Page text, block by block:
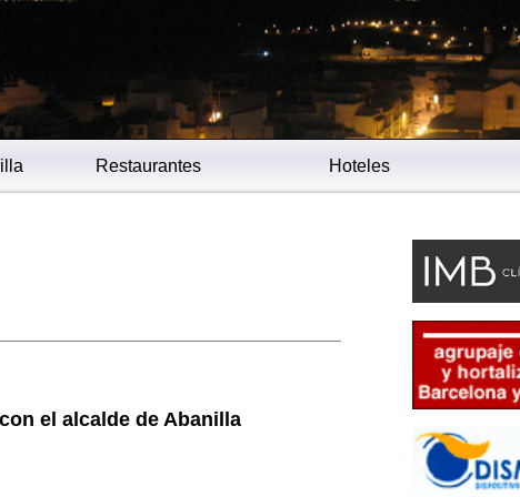
Restaurantes Hoteles
el alcalde de Abanilla